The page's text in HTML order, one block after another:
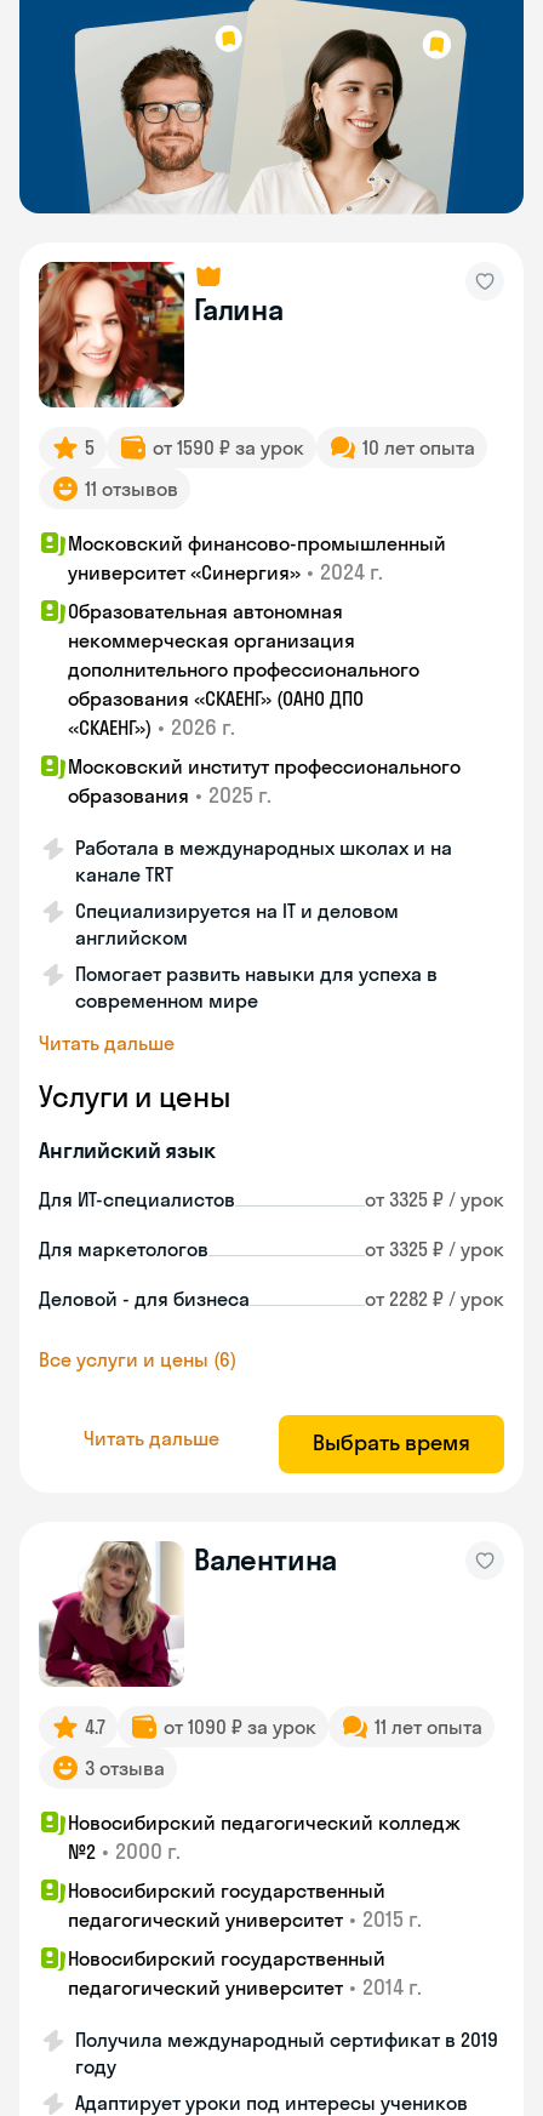
Галина
5 от 1590 ₽ за урок
10 лет опыта
11 отзывов
Московский финансово-промышленный
университет «Синергия» • 2024 г.
Образовательная автономная
некоммерческая организация
дополнительного профессионального
образования «СКАЕНГ» (ОАНО ДПО
«СКАЕНГ») • 2026 г.
Московский институт профессионального
образования • 2025 г.
Работала в международных школах и на
канале TRT
Специализируется на IT и деловом
английском
Помогает развить навыки для успеха в
современном мире
Читать дальше
Услуги и цены
Английский язык
Для ИТ-специалистов от 3325 ₽ / урок
Для маркетологов от 3325 ₽ / урок
Деловой - для бизнеса от 2282 ₽ / урок
Все услуги и цены (6)
Читать дальше Выбрать время
Валентина
4.7 от 1090 ₽ за урок
11 лет опыта
3 отзыва
Новосибирский педагогический колледж
№2 • 2000 г.
Новосибирский государственный
педагогический университет • 2015 г.
Новосибирский государственный
педагогический университет • 2014 г.
Получила международный сертификат в 2019
году
Адаптирует уроки под интересы учеников